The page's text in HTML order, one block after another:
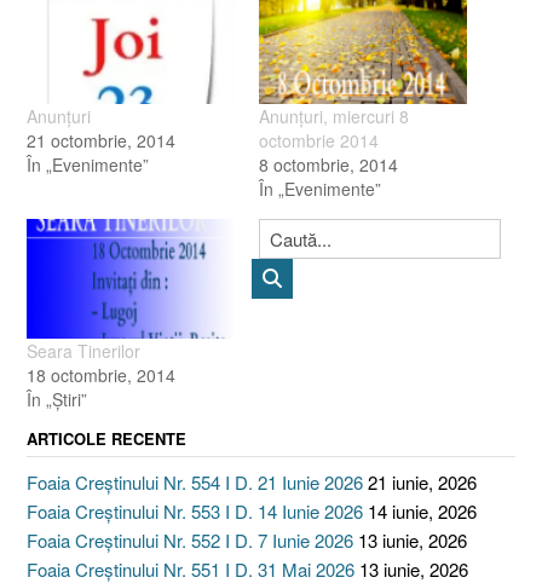
Anunţuri
21 octombrie, 2014
În „Evenimente”
Anunţuri, miercuri 8
octombrie 2014
8 octombrie, 2014
În „Evenimente”
Seara Tinerilor
18 octombrie, 2014
În „Ştiri”
ARTICOLE RECENTE
Foaia Creștinului Nr. 554 I D. 21 Iunie 202621 iunie, 2026
Foaia Creștinului Nr. 553 I D. 14 Iunie 2026 14 iunie, 2026
Foaia Creștinului Nr. 552 I D. 7 Iunie 2026 13 iunie, 2026
Foaia Creștinului Nr. 551 I D. 31 Mai 2026 13 iunie, 2026